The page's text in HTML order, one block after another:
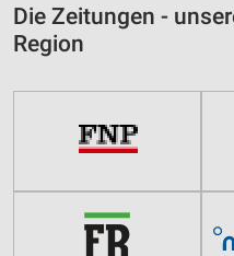
Die Zeitungen -
Region
Informationen identifizieren
Nicht-IAB-Verarbeitungszwecke:
Performance
Werbung